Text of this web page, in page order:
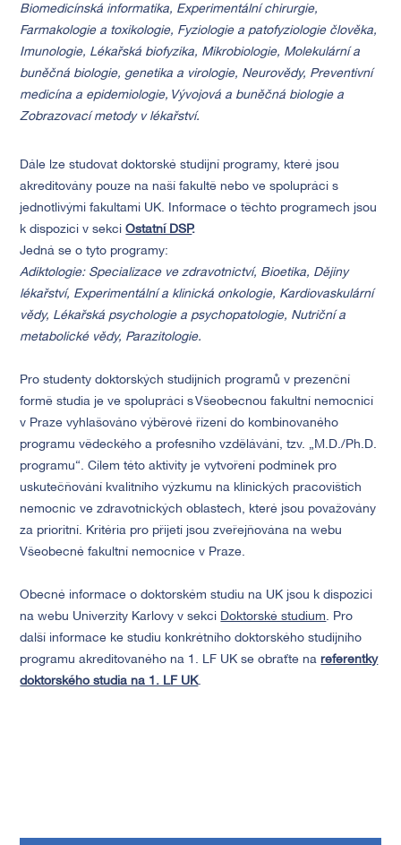
Biomedicínská informatika, Experimentální chirurgie,
Farmakologie a toxikologie, Fyziologie a patofyziologie člověka,
Imunologie, Lékařská biofyzika, Mikrobiologie, Molekulární a
buněčná biologie, genetika a virologie, Neurovědy, Preventivní
medicína a epidemiologie, Vývojová a buněčná biologie a
Zobrazovací metody v lékařství.
Dále lze studovat doktorské studijní programy, které jsou
akreditovány pouze na naší fakultě nebo ve spolupráci s
jednotlivými fakultami UK. Informace o těchto programech jsou
k dispozici v sekciOstatní DSP.
Jedná se o tyto programy:
Adiktologie: Specializace ve zdravotnictví, Bioetika, Dějiny
lékařství, Experimentální a klinická onkologie, Kardiovaskulární
vědy, Lékařská psychologie a psychopatologie, Nutriční a
metabolické vědy, Parazitologie.
Pro studenty doktorských studijních programů v prezenční
formě studia je ve spolupráci s Všeobecnou fakultní nemocnicí
v Praze vyhlašováno výběrové řízení do kombinovaného
programu vědeckého a profesního vzdělávání, tzv. „M.D./Ph.D.
programu“. Cílem této aktivity je vytvoření podmínek pro
uskutečňování kvalitního výzkumu na klinických pracovištích
nemocnic ve zdravotnických oblastech, které jsou považovány
za prioritní. Kritéria pro přijetí jsou zveřejňována na webu
Všeobecné fakultní nemocnice v Praze.
Obecné informace o doktorském studiu na UK jsou k dispozici
na webu Univerzity Karlovy v sekci Doktorské studium. Pro
další informace ke studiu konkrétního doktorského studijního
programu akreditovaného na 1. LF UK se obraťte nareferentky
doktorského studia na 1. LF UK.